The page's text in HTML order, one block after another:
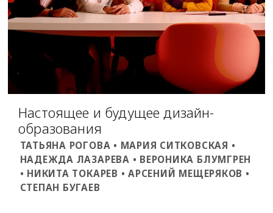
Настоящее и будущее дизайн-
образования
ТАТЬЯНА РОГОВА • МАРИЯ СИТКОВСКАЯ •
НАДЕЖДА ЛАЗАРЕВА • ВЕРОНИКА БЛУМГРЕН
• НИКИТА ТОКАРЕВ • АРСЕНИЙ МЕЩЕРЯКОВ •
СТЕПАН БУГАЕВ